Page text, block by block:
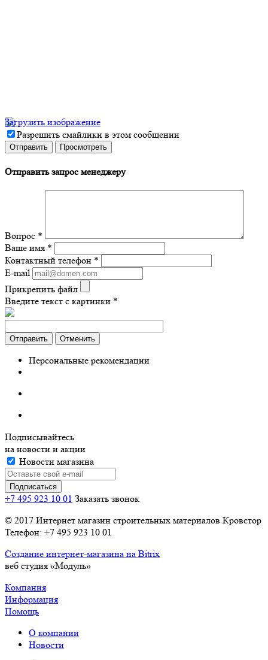
Загрузить изображение
Разрешить смайлики в этом сообщении
Отправить запрос менеджеру
Вопрос *
Ваше имя *
Контактный телефон *
E-mail
Прикрепить файл
Введите текст с картинки *
Отправить Отменить
Персональные рекомендации
Подписывайтесь
на новости и акции
Новости магазина
+7 495 923 10 01 Заказать звонок
© 2017 Интернет магазин строительных материалов Кровстор
Телефон: +7 495 923 10 01
Создание интернет-магазина на Bitrix
веб студия «Модуль»
Компания
Информация
Помощь
О компании
Новости